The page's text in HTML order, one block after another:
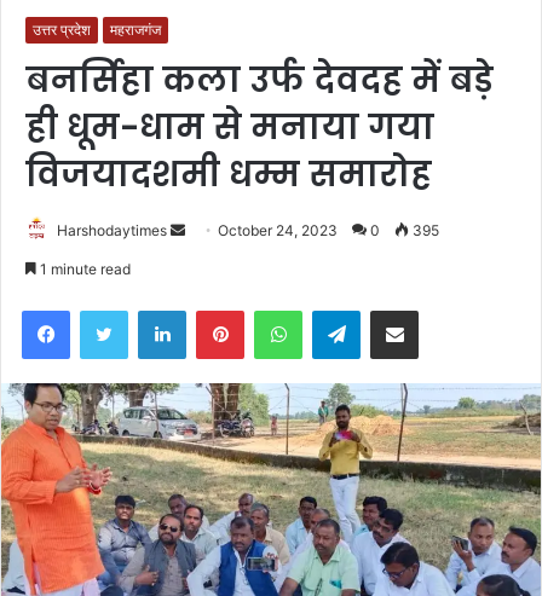
उत्तर प्रदेश महराजगंज
बनर्सिहा कला उर्फ देवदह में बड़े
ही धूम-धाम से मनाया गया
विजयादशमी धम्म समारोह
Harshodaytimes
SendOctober 24, 2023 0 395
1 minute read
FacebookTwitter LinkedInPinterestWhatsAppTelegramShare via Email